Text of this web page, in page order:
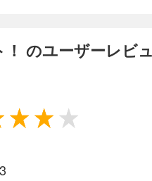
のユーザーレビ